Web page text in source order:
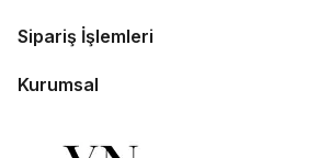
Sipariş İşlemleri
Kurumsal